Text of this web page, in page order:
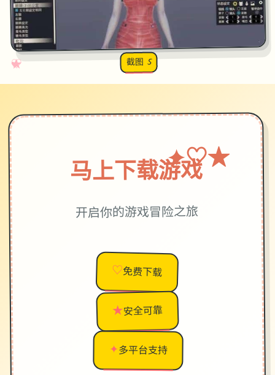
✧
♡
★
♥ 截图 5
马上下载游戏
✦♡★
开启你的游戏冒险之旅
♡免费下载
★安全可靠
✦多平台支持